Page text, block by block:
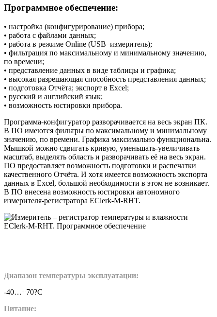
Программное обеспечение:
• настройка (конфигурирование) прибора;
• работа с файлами данных;
• работа в режиме Online (USB–измеритель);
• фильтрация по максимальному и минимальному значению,
по времени;
• представление данных в виде таблицы и графика;
• высокая разрешающая способность представления данных;
• подготовка Отчёта; экспорт в Excel;
• русский и английский язык;
• возможность юстировки прибора.
Программа-конфигуратор разворачивается на весь экран ПК.
В ПО имеются фильтры по максимальному и минимальному
значению, по времени. Графика максимально функциональна.
Мышкой можно сдвигать кривую, уменьшать-увеличивать
масштаб, выделять область и разворачивать её на весь экран.
ПО предоставляет возможность подготовки и распечатки
качественного Отчёта. И хотя имеется возможность экспорта
данных в Excel, большой необходимости в этом не возникает.
В ПО внесена возможность юстировки автономного
измерителя-регистратора EClerk-M-RHT.
Диапазон температуры эксплуатации:
-40…+70?С
Питание: